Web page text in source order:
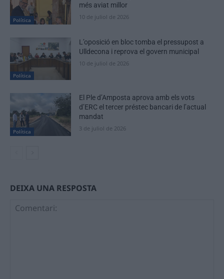
Política
més aviat millor
10 de juliol de 2026
Política
L’oposició en bloc tomba el pressupost a
Ulldecona i reprova el govern municipal
10 de juliol de 2026
Política
El Ple d’Amposta aprova amb els vots
d’ERC el tercer préstec bancari de l’actual
mandat
3 de juliol de 2026
DEIXA UNA RESPOSTA